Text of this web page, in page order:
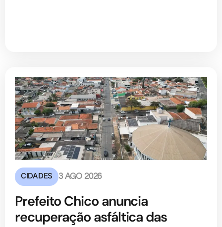
CIDADES 3 AGO 2026
Prefeito Chico anuncia
recuperação asfáltica das